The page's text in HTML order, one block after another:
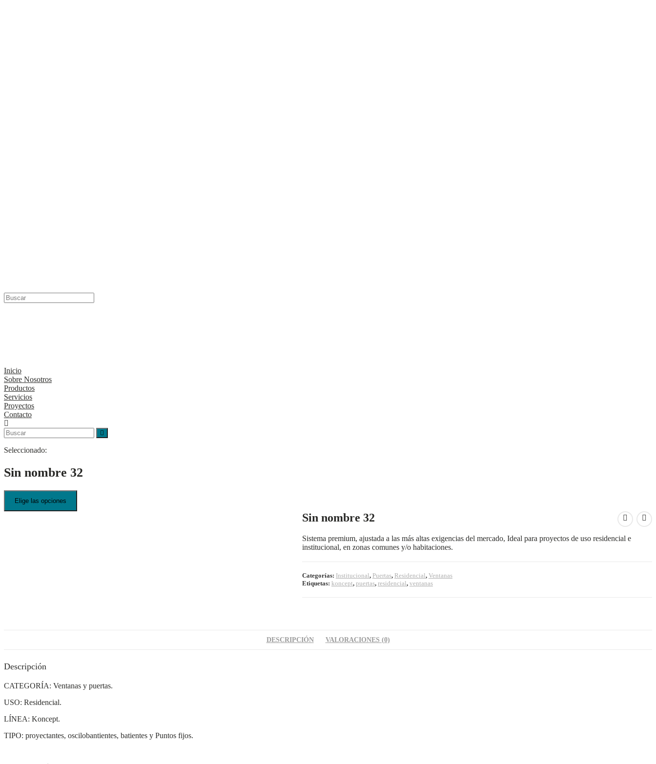
Inicio
Sobre Nosotros
Productos
Servicios
Proyectos
Contacto
Seleccionado:
Sin nombre 32
Elige las opciones
Sin nombre 32
Sistema premium, ajustada a las más altas exigencias del mercado, Ideal para proyectos de uso residencial e
institucional, en zonas comunes y/o habitaciones.
Categorías: Institucional, Puertas, Residencial, Ventanas
Etiquetas: koncept, puertas, residencial, ventanas
DESCRIPCIÓN VALORACIONES (0)
Descripción
CATEGORÍA: Ventanas y puertas.
USO: Residencial.
LÍNEA: Koncept.
TIPO: proyectantes, oscilobantientes, batientes y Puntos fijos.